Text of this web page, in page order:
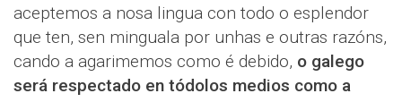
aceptemos a nosa lingua con todo o esplendor
que ten, sen minguala por unhas e outras razóns,
cando a agarimemos como é debido, o galego
será respectado en tódolos medios como a